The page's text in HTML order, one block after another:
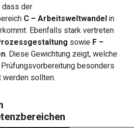
der
C – Arbeitsweltwandelin
Ebenfalls stark vertreten
sowie F –
. Diese Gewichtung zeigt, welche
besonders
sollten.